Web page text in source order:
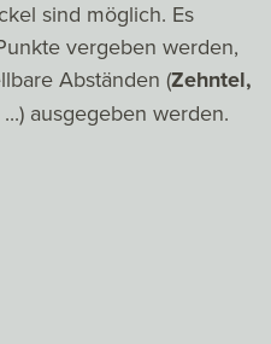
sind möglich. Es
vergeben werden,
Abständen (Zehntel,
...) ausgegeben werden.